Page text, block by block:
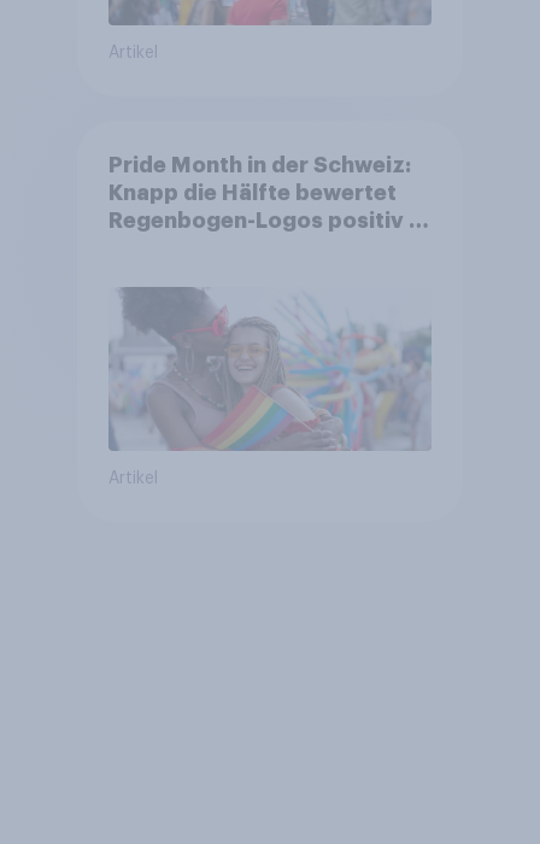
Artikel
Pride Month in der Schweiz:
Knapp die Hälfte bewertet
Regenbogen-Logos positiv –
Artikel